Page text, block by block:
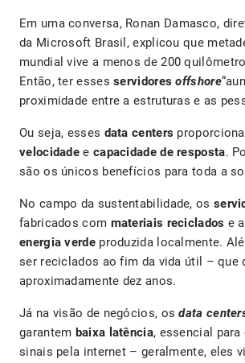
Em uma conversa, Ronan Damasco,
da Microsoft Brasil, explicou que
mundial vive a menos de 200
Então, ter essesservidoresoffshore
proximidade entre a estruturas e as
Ou seja, esses data centers
velocidadee capacidade de resposta.
são os únicos benefícios para toda a
No campo da sustentabilidade, os
fabricados com materiais reciclados e
energia verdeproduzida localmente.
ser reciclados ao fim da vida útil – que
aproximadamente dez anos.
Já na visão de negócios, osdata
garantem baixa latência, essencial
sinais pela internet – geralmente, eles